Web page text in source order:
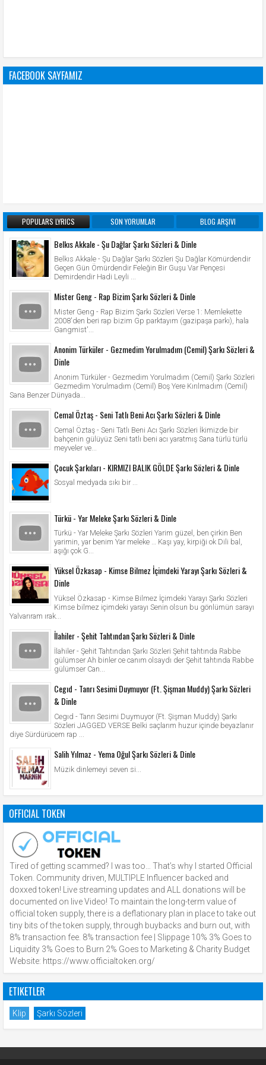
FACEBOOK SAYFAMIZ
POPULARS LYRICS SON YORUMLAR BLOG ARŞIVI
Belkıs Akkale - Şu Dağlar Şarkı Sözleri & Dinle
Belkıs Akkale - Şu Dağlar Şarkı Sözleri Şu Dağlar Kömürdendir
Geçen Gün Ömürdendir Feleğin Bir Guşu Var Pençesi
Demirdendir Hadi Leyli ...
Mister Geng - Rap Bizim Şarkı Sözleri & Dinle
Mister Geng - Rap Bizim Şarkı Sözleri Verse 1: Memlekette
2008'den beri rap bizim Gp parktayım (gazipaşa parkı), hala
Gangmist'...
Anonim Türküler - Gezmedim Yorulmadım (Cemil) Şarkı Sözleri &
Dinle
Anonim Türküler - Gezmedim Yorulmadım (Cemil) Şarkı Sözleri
Gezmedim Yorulmadım (Cemil) Boş Yere Kırılmadım (Cemil)
Sana Benzer Dünyada...
Cemal Öztaş - Seni Tatlı Beni Acı Şarkı Sözleri & Dinle
Cemal Öztaş - Seni Tatlı Beni Acı Şarkı Sözleri İkimizde bir
bahçenin gülüyüz Seni tatlı beni acı yaratmış Sana türlü türlü
meyveler ve...
Çocuk Şarkıları - KIRMIZI BALIK GÖLDE Şarkı Sözleri & Dinle
Sosyal medyada sıkı bir ...
Türkü - Yar Meleke Şarkı Sözleri & Dinle
Türkü - Yar Meleke Şarkı Sözleri Yarim güzel, ben çirkin Ben
yarimin, yar benim Yar meleke … Kaşı yay, kirpiği ok Dili bal,
aşığı çok G...
Yüksel Özkasap - Kimse Bilmez İçimdeki Yarayı Şarkı Sözleri &
Dinle
Yüksel Özkasap - Kimse Bilmez İçimdeki Yarayı Şarkı Sözleri
Kimse bilmez içimdeki yarayı Senin olsun bu gönlümün sarayı
Yalvarıram ırak...
İlahiler - Şehit Tahtından Şarkı Sözleri & Dinle
İlahiler - Şehit Tahtından Şarkı Sözleri Şehit tahtında Rabbe
gülümser Ah binler ce canım olsaydı der Şehit tahtında Rabbe
gülümser Can...
Cegıd - Tanrı Sesimi Duymuyor (Ft. Şişman Muddy) Şarkı Sözleri
& Dinle
Cegıd - Tanrı Sesimi Duymuyor (Ft. Şişman Muddy) Şarkı
Sözleri JAGGED VERSE Belki saçlarım huzur içinde beyazlanır
diye Sürdürücem rap ...
Salih Yılmaz - Yema Oğul Şarkı Sözleri & Dinle
Müzik dinlemeyi seven si...
OFFICIAL TOKEN
Tired of getting scammed? I was too… That’s why I started Official
Token. Community driven, MULTIPLE Influencer backed and
doxxed token! Live streaming updates and ALL donations will be
documented on live Video! To maintain the long-term value of
official token supply, there is a deflationary plan in place to take out
tiny bits of the token supply, through buybacks and burn out, with
8% transaction fee. 8% transaction fee | Slippage 10% 3% Goes to
Liquidity 3% Goes to Burn 2% Goes to Marketing & Charity Budget
Website: https://www.officialtoken.org/
ETIKETLER
Klip Şarkı Sözleri